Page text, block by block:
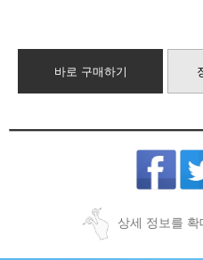
바로 구매하기
상세 정보를